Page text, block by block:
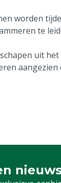
worden
te
uit
onze